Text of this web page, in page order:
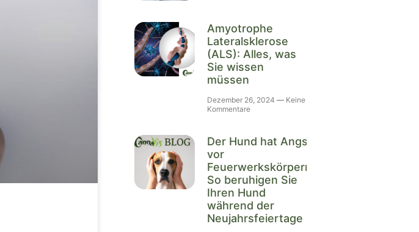
Amyotrophe
Lateralsklerose
(ALS): Alles, was
Sie wissen
müssen
Dezember 26, 2024
Keine
Kommentare
Der Hund hat Angst
vor
Feuerwerkskörpern:
So beruhigen Sie
Ihren Hund
während der
Neujahrsfeiertage